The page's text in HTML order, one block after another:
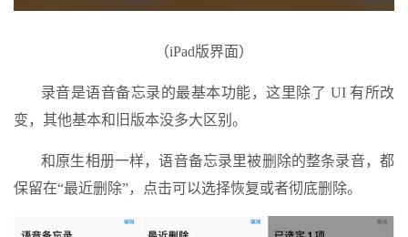
（iPad版界面）
录音是语音备忘录的最基本功能，这里除了 UI 有所改
变，其他基本和旧版本没多大区别。
和原生相册一样，语音备忘录里被删除的整条录音，都
保留在“最近删除”，点击可以选择恢复或者彻底删除。